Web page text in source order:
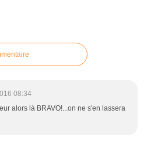
08:34
alors là BRAVO!...on ne s'en lassera